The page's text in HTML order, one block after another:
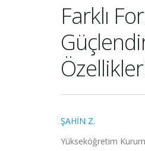
Farklı
ŞAHİN Z.
Yükseköğretim